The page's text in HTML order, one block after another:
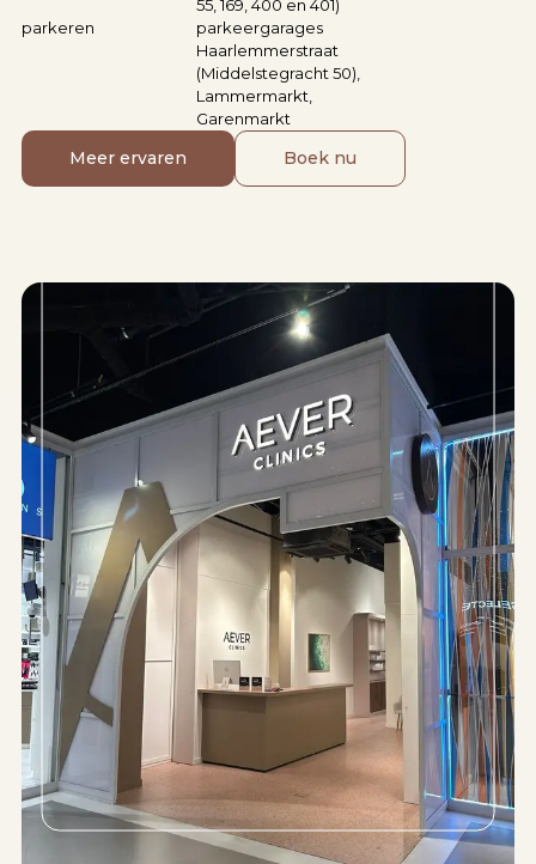
55, 169, 400 en 401)
parkeren
parkeergarages
Haarlemmerstraat
(Middelstegracht 50),
Lammermarkt,
Garenmarkt
Meer ervaren Boek nu